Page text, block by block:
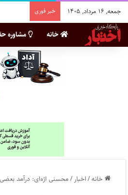
جمعه, ۱۶ مرداد, ۱۴۰۵ خبر فوری
خانه مشاوره
خانه/اخبار /محسنی اژه‌ای: درآمد